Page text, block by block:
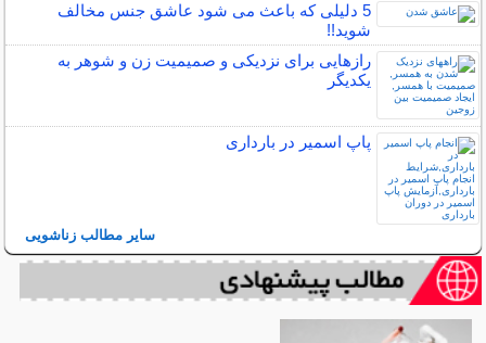
5 دلیلی که باعث می شود عاشق جنس مخالف
شوید!!
رازهایی برای نزدیکی و صمیمیت زن و شوهر به
یکدیگر
پاپ اسمیر در بارداری
سایر مطالب زناشویی